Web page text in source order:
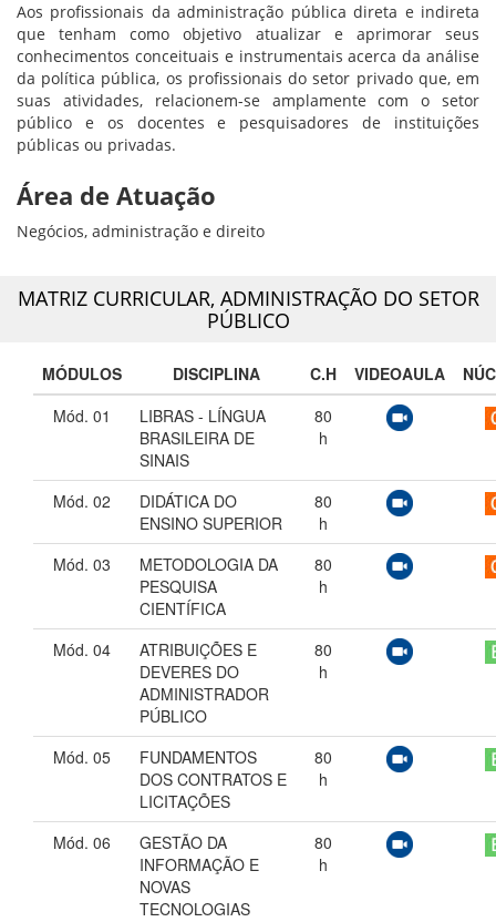
Aos profissionais da administração pública direta e indireta
que tenham como objetivo atualizar e aprimorar seus
conhecimentos conceituais e instrumentais acerca da análise
da política pública, os profissionais do setor privado que, em
suas atividades, relacionem-se amplamente com o setor
público e os docentes e pesquisadores de instituições
públicas ou privadas.
Área de Atuação
Negócios, administração e direito
MATRIZ CURRICULAR, ADMINISTRAÇÃO DO SETOR
PÚBLICO
MÓDULOS DISCIPLINA C.H VIDEOAULA
Mód. 01
LIBRAS - LÍNGUA
BRASILEIRA DE
SINAIS
80
h
Mód. 02
DIDÁTICA DO
ENSINO SUPERIOR
80
h
Mód. 03
METODOLOGIA DA
PESQUISA
CIENTÍFICA
80
h
Mód. 04
ATRIBUIÇÕES E
DEVERES DO
ADMINISTRADOR
PÚBLICO
80
h
Mód. 05
FUNDAMENTOS
DOS CONTRATOS E
LICITAÇÕES
80
h
Mód. 06
GESTÃO DA
INFORMAÇÃO E
NOVAS
TECNOLOGIAS
80
h